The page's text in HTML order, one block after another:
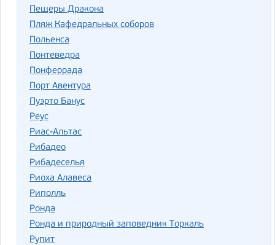
Пещеры Дракона
Пляж Кафедральных соборов
Польенса
Понтеведра
Понферрада
Порт Авентура
Пуэрто Банус
Реус
Риас-Альтас
Рибадео
Рибадеселья
Риоха Алавеса
Риполль
Ронда
Ронда и природный заповедник Торкаль
Рупит